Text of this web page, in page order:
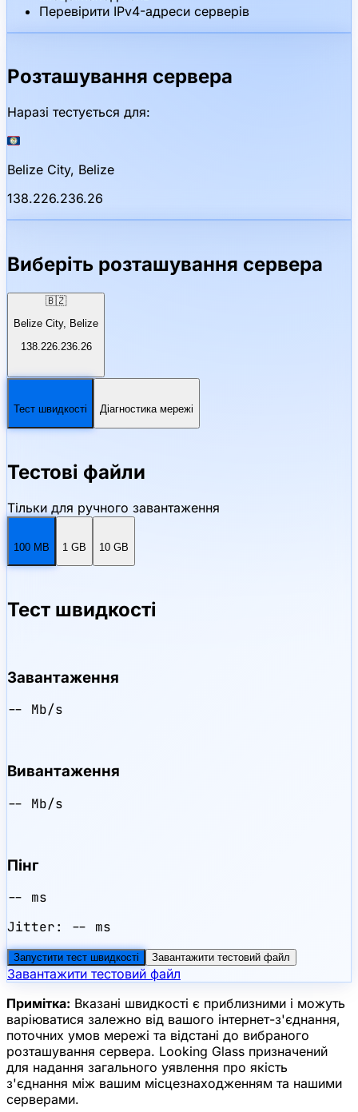
Перевірити IPv4-адреси серверів
Розташування сервера
Наразі тестується для:
🇧🇿
Belize City, Belize
138.226.236.26
Виберіть розташування сервера
🇧🇿
Belize City, Belize
138.226.236.26
Тест швидкості Діагностика мережі
Тестові файли
Тільки для ручного завантаження
100 MB 1 GB 10 GB
Тест швидкості
Завантаження
-- Mb/s
Вивантаження
-- Mb/s
Пінг
-- ms
Jitter: -- ms
Запустити тест швидкості Завантажити тестовий файл
Завантажити тестовий файл
Примітка: Вказані швидкості є приблизними і можуть
варіюватися залежно від вашого інтернет-з'єднання,
поточних умов мережі та відстані до вибраного
розташування сервера. Looking Glass призначений
для надання загального уявлення про якість
з'єднання між вашим місцезнаходженням та нашими
серверами.